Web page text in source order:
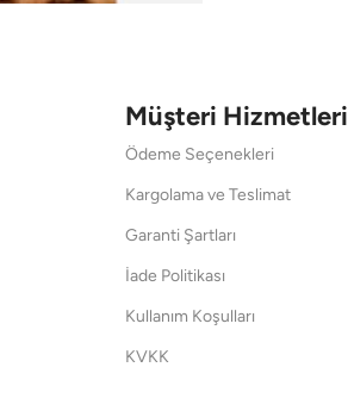
Müşteri Hizmetleri
Ödeme Seçenekleri
Kargolama ve Teslimat
Garanti Şartları
İade Politikası
Kullanım Koşulları
KVKK